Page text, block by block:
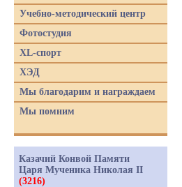
Учебно-методический центр
Фотостудия
XL-спорт
ХЭД
Мы благодарим и награждаем
Мы помним
Казачий Конвой Памяти
Царя Мученика Николая II
(3216)